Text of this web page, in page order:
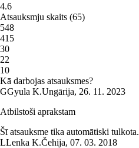
4.6
Atsauksmju skaits (65)
548
415
30
22
10
Kā darbojas atsauksmes?
GGyula K.Ungārija, 26. 11. 2023
Atbilstoši aprakstam
Šī atsauksme tika automātiski tulkota.
LLenka K.Čehija, 07. 03. 2018